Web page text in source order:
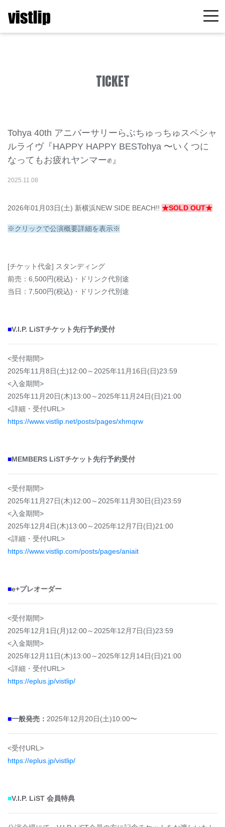
TICKET
Tohya 40th アニバーサリーらぶちゅっちゅスペシャ
ルライヴ『HAPPY HAPPY BESTohya 〜いくつに
なってもお疲れヤンマー✊』
2025.11.08
2026年01月03日(土) 新横浜NEW SIDE BEACH!! ★SOLD OUT★
※クリックで公演概要詳細を表示※
[チケット代金] スタンディング
前売：6,500円(税込)・ドリンク代別途
当日：7,500円(税込)・ドリンク代別途
■V.I.P. LiSTチケット先行予約受付
<受付期間>
2025年11月8日(土)12:00～2025年11月16日(日)23:59
<入金期間>
2025年11月20日(木)13:00～2025年11月24日(日)21:00
<詳細・受付URL>
https://www.vistlip.net/posts/pages/xhmqrw
■MEMBERS LiSTチケット先行予約受付
<受付期間>
2025年11月27日(木)12:00～2025年11月30日(日)23:59
<入金期間>
2025年12月4日(木)13:00～2025年12月7日(日)21:00
<詳細・受付URL>
https://www.vistlip.com/posts/pages/aniait
■e+プレオーダー
<受付期間>
2025年12月1日(月)12:00～2025年12月7日(日)23:59
<入金期間>
2025年12月11日(木)13:00～2025年12月14日(日)21:00
<詳細・受付URL>
https://eplus.jp/vistlip/
■一般発売： 2025年12月20日(土)10:00〜
<受付URL>
https://eplus.jp/vistlip/
■V.I.P. LiST 会員特典